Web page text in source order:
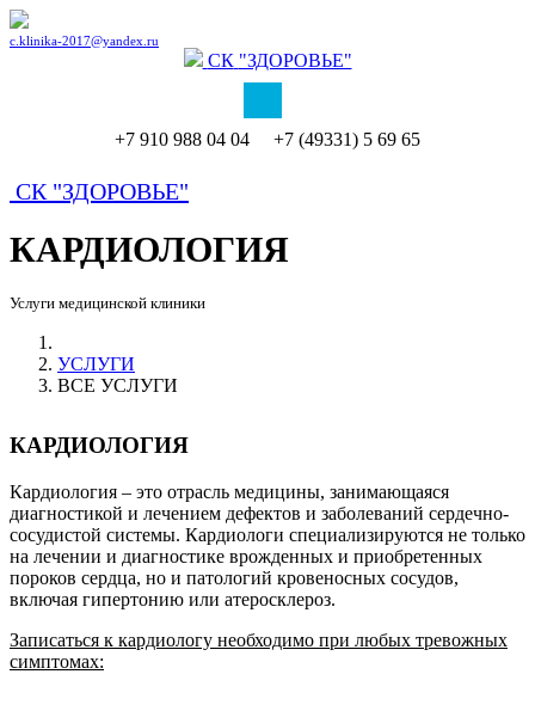
c.klinika-2017@yandex.ru
СК "ЗДОРОВЬЕ"
+7 910 988 04 04 +7 (49331) 5 69 65
СК "ЗДОРОВЬЕ"
КАРДИОЛОГИЯ
Услуги медицинской клиники
УСЛУГИ
ВСЕ УСЛУГИ
КАРДИОЛОГИЯ
Кардиология – это отрасль медицины, занимающаяся
диагностикой и лечением дефектов и заболеваний сердечно-
сосудистой системы. Кардиологи специализируются не только
на лечении и диагностике врожденных и приобретенных
пороков сердца, но и патологий кровеносных сосудов,
включая гипертонию или атеросклероз.
Записаться к кардиологу необходимо при любых тревожных
симптомах: